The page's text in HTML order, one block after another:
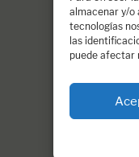
almacenar y/o
tecnologías
las
puede afectar